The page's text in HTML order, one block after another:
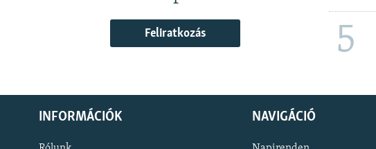
Feliratkozás 5
INFORMÁCIÓK NAVIGÁCIÓ